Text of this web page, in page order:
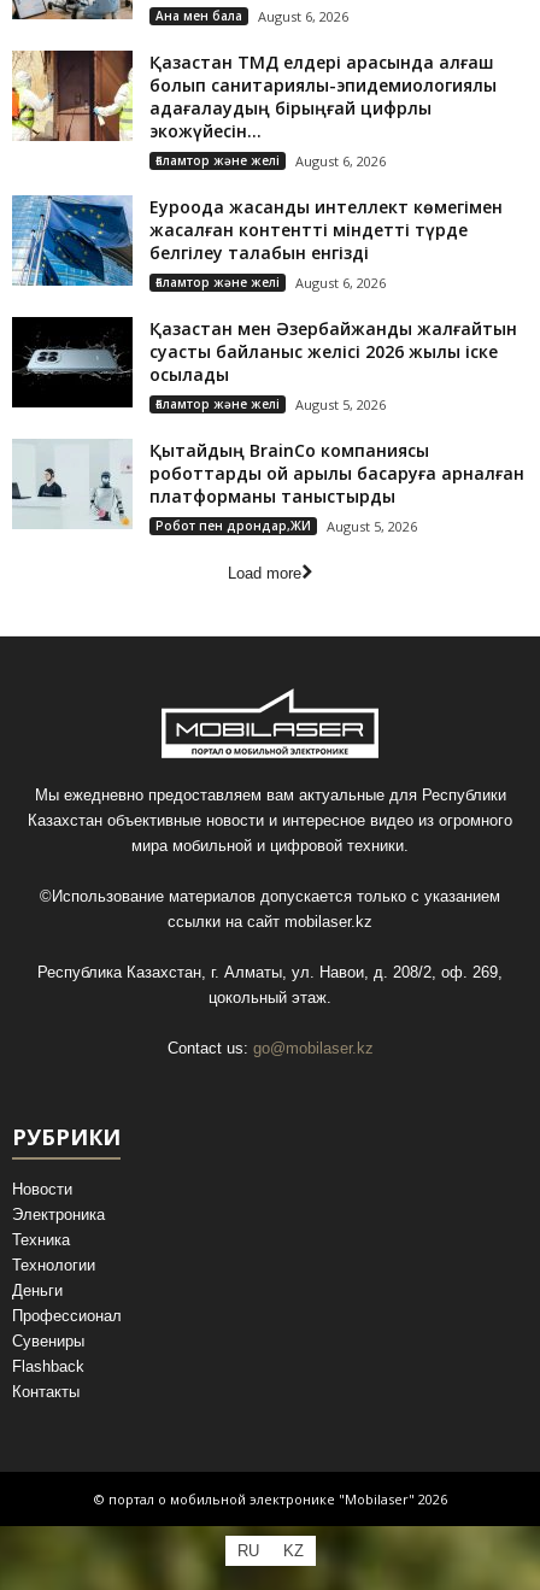
Ана мен бала August 6, 2026
Қазақстан ТМД елдері арасында алғаш
болып санитариялық-эпидемиологиялық
қадағалаудың бірыңғай цифрлық
экожүйесін...
Ғаламтор және желі August 6, 2026
Еуроодақ жасанды интеллект көмегімен
жасалған контентті міндетті түрде
белгілеу талабын енгізді
Ғаламтор және желі August 6, 2026
Қазақстан мен Әзербайжанды жалғайтын
суасты байланыс желісі 2026 жылы іске
қосылады
Ғаламтор және желі August 5, 2026
Қытайдың BrainCo компаниясы
роботтарды ой арқылы басқаруға арналған
платформаны таныстырды
Робот пен дрондар,ЖИ August 5, 2026
Load more
Мы ежедневно предоставляем вам актуальные для Республики
Казахстан объективные новости и интересное видео из огромного
мира мобильной и цифровой техники.
©Использование материалов допускается только с указанием
ссылки на сайт mobilaser.kz
Республика Казахстан, г. Алматы, ул. Навои, д. 208/2, оф. 269,
цокольный этаж.
Contact us: go@mobilaser.kz
РУБРИКИ
Новости
Электроника
Техника
Технологии
Деньги
Профессионал
Сувениры
Flashback
Контакты
© портал о мобильной электронике "Mobilaser" 2026
RU KZ